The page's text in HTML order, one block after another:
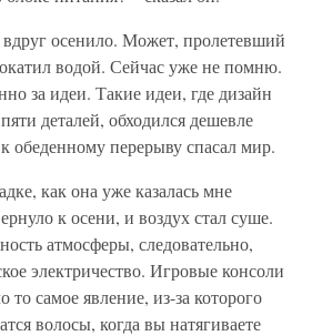
осенило. Может, пролетевший
водой. Сейчас уже не помню.
за идеи. Такие идеи, где дизайн
деталей, обходился дешевле
обеденному перерыву спасал мир.
как она уже казалась мне
к осени, и воздух стал суше.
атмосферы, следовательно,
электричество. Игровые консоли
самое явление, из-за которого
волосы, когда вы натягиваете